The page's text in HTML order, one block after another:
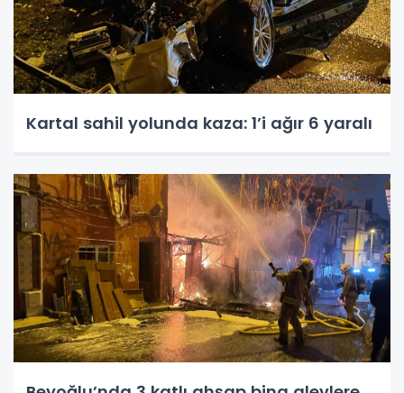
Kartal sahil yolunda kaza: 1’i ağır 6 yaralı